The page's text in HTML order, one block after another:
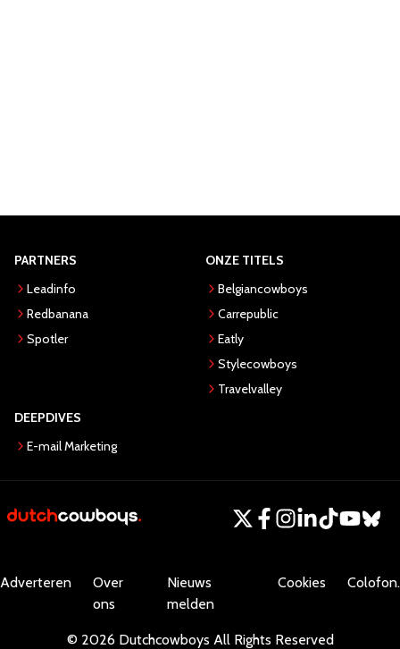
PARTNERS
Leadinfo
Redbanana
Spotler
ONZE TITELS
Belgiancowboys
Carrepublic
Eatly
Stylecowboys
Travelvalley
DEEPDIVES
E-mail Marketing
Adverteren
Over
ons
Nieuws
melden
Cookies Colofon.
© 2026 Dutchcowboys All Rights Reserved